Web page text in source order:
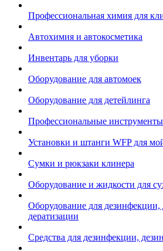
Профессиональная химия для
Автохимия и автокосметика
Инвентарь для уборки
Оборудование для автомоек
Оборудование для детейлинга
Профессиональные
Установки и штанги WFP для
Сумки и рюкзаки клинера
Оборудование и жидкости для
Оборудование для дезинфекции,
дератизации
Средства для дезинфекции,